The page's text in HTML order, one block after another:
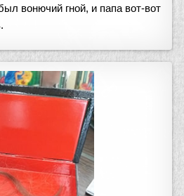
вонючий гной, и папа вот-вот